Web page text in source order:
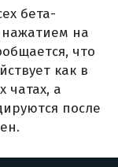
бета-
нажатием на
что
как в
чатах, а
после